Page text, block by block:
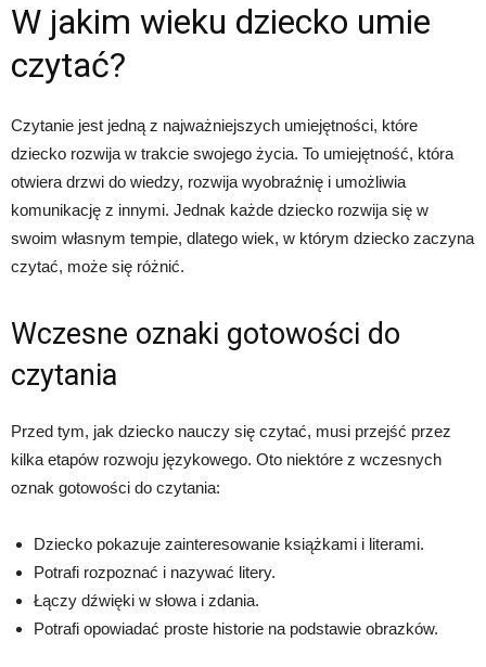
W jakim wieku dziecko umie
czytać?
Czytanie jest jedną z najważniejszych umiejętności, które
dziecko rozwija w trakcie swojego życia. To umiejętność, która
otwiera drzwi do wiedzy, rozwija wyobraźnię i umożliwia
komunikację z innymi. Jednak każde dziecko rozwija się w
swoim własnym tempie, dlatego wiek, w którym dziecko zaczyna
czytać, może się różnić.
Wczesne oznaki gotowości do
czytania
Przed tym, jak dziecko nauczy się czytać, musi przejść przez
kilka etapów rozwoju językowego. Oto niektóre z wczesnych
oznak gotowości do czytania:
Dziecko pokazuje zainteresowanie książkami i literami.
Potrafi rozpoznać i nazywać litery.
Łączy dźwięki w słowa i zdania.
Potrafi opowiadać proste historie na podstawie obrazków.